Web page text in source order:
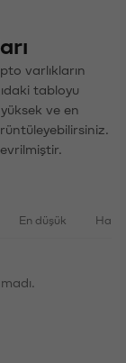
varlıkların
tabloyu
ve en
En düşük